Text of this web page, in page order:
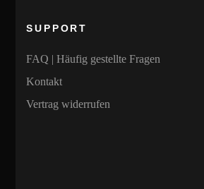
SUPPORT
FAQ | Häufig gestellte Fragen
Kontakt
Vertrag widerrufen